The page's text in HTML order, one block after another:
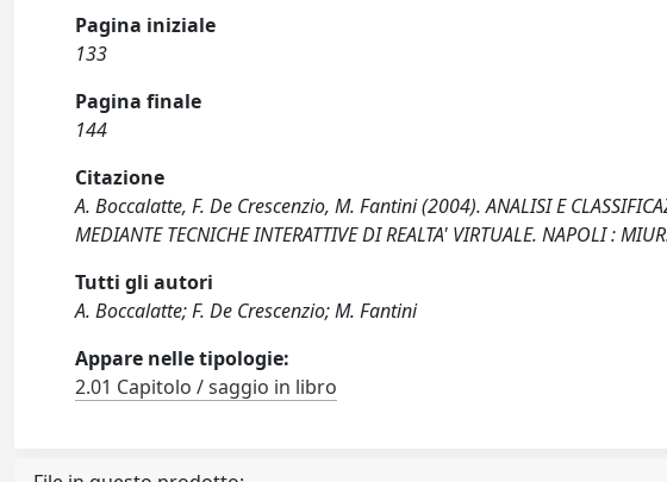
Pagina iniziale
133
Pagina finale
144
Citazione
A. Boccalatte, F. De Crescenzio, M. Fantini (2004). ANALISI E
MEDIANTE TECNICHE INTERATTIVE DI REALTA' VIRTUALE. NAPOLI :
Tutti gli autori
A. Boccalatte; F. De Crescenzio; M. Fantini
Appare nelle tipologie:
2.01 Capitolo / saggio in libro